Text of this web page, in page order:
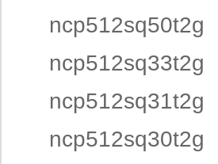
ncp512sq50t2g
ncp512sq33t2g
ncp512sq31t2g
ncp512sq30t2g